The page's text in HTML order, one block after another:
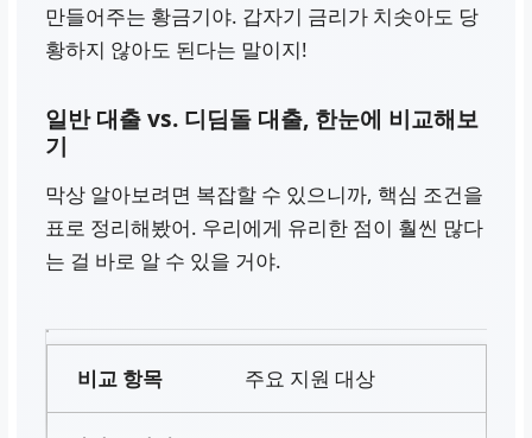
만들어주는 황금기야. 갑자기 금리가 치솟아도 당
황하지 않아도 된다는 말이지!
일반 대출 vs. 디딤돌 대출, 한눈에 비교해보
기
막상 알아보려면 복잡할 수 있으니까, 핵심 조건을
표로 정리해봤어. 우리에게 유리한 점이 훨씬 많다
는 걸 바로 알 수 있을 거야.
주요 지원 대상